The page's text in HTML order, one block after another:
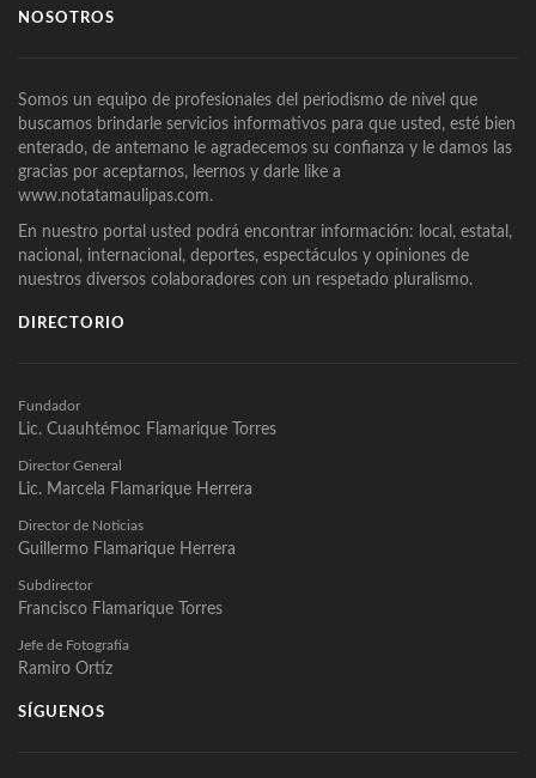
NOSOTROS
Somos un equipo de profesionales del periodismo de nivel que
buscamos brindarle servicios informativos para que usted, esté bien
enterado, de antemano le agradecemos su confianza y le damos las
gracias por aceptarnos, leernos y darle like a
www.notatamaulipas.com.
En nuestro portal usted podrá encontrar información: local, estatal,
nacional, internacional, deportes, espectáculos y opiniones de
nuestros diversos colaboradores con un respetado pluralismo.
DIRECTORIO
Fundador
Lic. Cuauhtémoc Flamarique Torres
Director General
Lic. Marcela Flamarique Herrera
Director de Noticias
Guillermo Flamarique Herrera
Subdirector
Francisco Flamarique Torres
Jefe de Fotografía
Ramiro Ortíz
SÍGUENOS